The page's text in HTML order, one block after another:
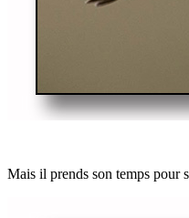
Mais il prends son temps pour